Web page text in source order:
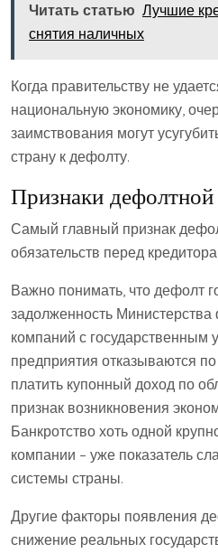
Читать статью Лучшие
снятия наличных
Когда правительству не
национальную экономику,
заимствования могут
страну к дефолту.
Признаки
Самый главный признак
обязательств перед
Важно понимать, что дефолт
задолженность
компаний с государственным
предприятия отказываются
платить купонный доход по
признак возникновения
Банкротство хоть одной
компании – уже показатель
системы страны.
Другие факторы появления
снижение реальных